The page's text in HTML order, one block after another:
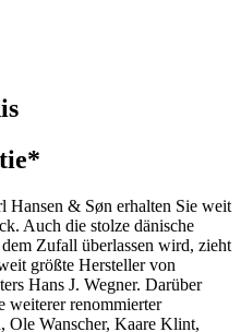
Hansen & Søn erhalten Sie weit
Auch die stolze dänische
Zufall überlassen wird, zieht
größte Hersteller von
Hans J. Wegner. Darüber
weiterer renommierter
Ole Wanscher, Kaare Klint,